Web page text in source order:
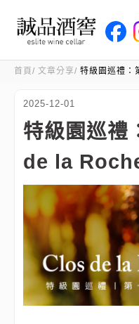
首頁 文章分享 特級園巡禮
2025-12-01
特級園巡禮
de la